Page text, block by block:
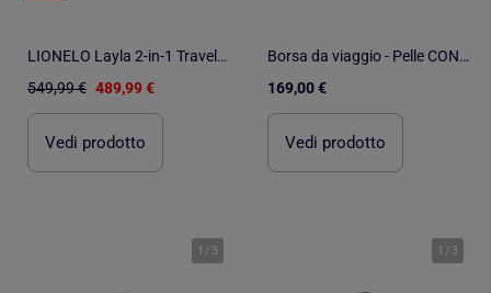
LIONELO Layla 2-in-1 Travel System - Fino a 22 kg - Il sistema da viaggio include passeggino, navice
549,99 € 489,99 €
Vedi prodotto
Borsa da viaggio - Pelle CONFORT
169,00 €
Vedi prodotto
1 / 3 1 / 3